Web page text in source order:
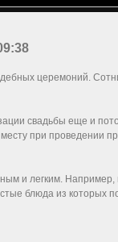
церемоний.
свадьбы еще и
при проведении
и легким.
блюда из которых